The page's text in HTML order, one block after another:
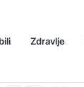
Zdravlje